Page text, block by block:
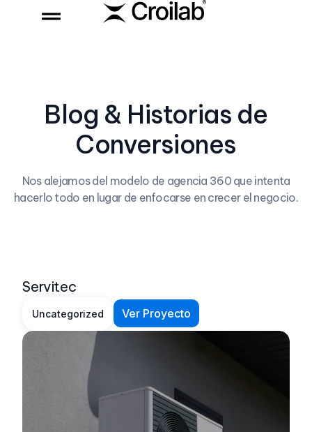
Blog & Historias de
Conversiones
Nos alejamos del modelo de agencia 360 que intenta
hacerlo todo en lugar de enfocarse en crecer el negocio.
Servitec
Uncategorized Ver Proyecto